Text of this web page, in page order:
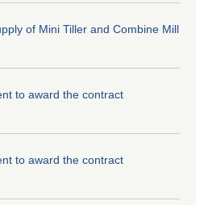
of Mini Tiller and Combine Mill
to award the contract
to award the contract